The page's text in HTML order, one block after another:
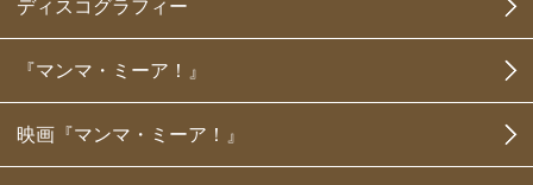
ディスコグラフィー
『マンマ・ミーア！』
映画『マンマ・ミーア！』